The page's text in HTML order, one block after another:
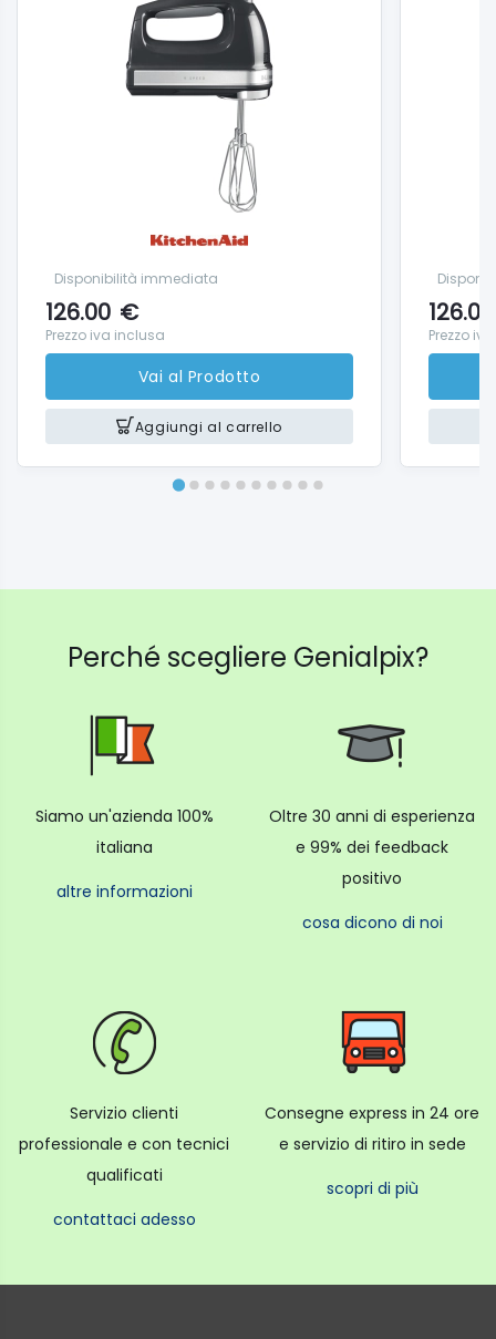
Disponibilità immediata
126.00 €
Prezzo iva inclusa
Vai al Prodotto
Aggiungi al carrello
126.00
Prezzo
Perché scegliere Genialpix?
Siamo un'azienda 100%
italiana
altre informazioni
Oltre 30 anni di esperienza
e 99% dei feedback
positivo
cosa dicono di noi
Servizio clienti
professionale e con tecnici
qualificati
contattaci adesso
Consegne express in 24 ore
e servizio di ritiro in sede
scopri di più